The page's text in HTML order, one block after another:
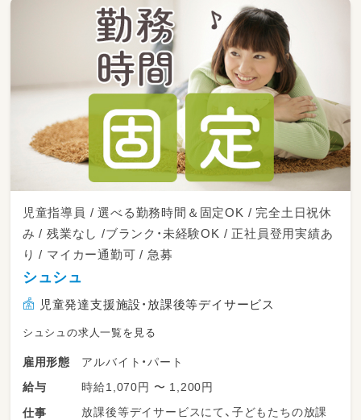
ください♪AT限定で問題ありません！）
・その他、付随する簡単な活動準備のお手伝いな
児童指導員 / 選べる勤務時間＆固定OK / 完全土日祝休
み / 残業なし /ブランク・未経験OK / 正社員登用実績あ
り / マイカー通勤可 / 急募
シュシュ
児童発達支援施設・放課後等デイサービス
シュシュの求人一覧を見る
雇用形態
アルバイト・パート
給与
時給1,070円 〜 1,200円
仕事
放課後等デイサービスにて、子どもたちの放課